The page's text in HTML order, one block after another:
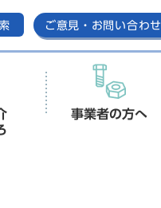
ご意見・お問い合わせ
事業者の方へ